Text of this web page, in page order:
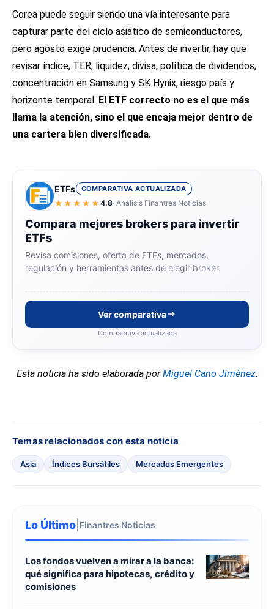
Corea puede seguir siendo una vía interesante para
capturar parte del ciclo asiático de semiconductores,
pero agosto exige prudencia. Antes de invertir, hay que
revisar índice, TER, liquidez, divisa, política de dividendos,
concentración en Samsung y SK Hynix, riesgo país y
horizonte temporal. El ETF correcto no es el que más
llama la atención, sino el que encaja mejor dentro de
una cartera bien diversificada.
ETFs COMPARATIVA ACTUALIZADA
★★★★★ 4.8· Análisis Finantres Noticias
Compara mejores brokers para invertir
ETFs
Revisa comisiones, oferta de ETFs, mercados,
regulación y herramientas antes de elegir broker.
Ver comparativa
Comparativa actualizada
Esta noticia ha sido elaborada porMiguel Cano Jiménez.
Temas relacionados con esta noticia
Asia Índices Bursátiles Mercados Emergentes
Lo Último Finantres Noticias
Los fondos vuelven a mirar a la banca:
qué significa para hipotecas, crédito y
comisiones